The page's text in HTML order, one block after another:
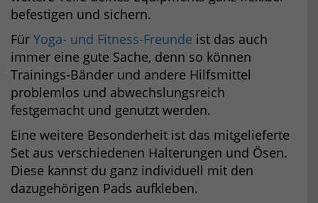
befestigen und sichern.
Für Yoga- und Fitness-Freunde ist das auch
immer eine gute Sache, denn so können
Trainings-Bänder und andere Hilfsmittel
problemlos und abwechslungsreich
festgemacht und genutzt werden.
Eine weitere Besonderheit ist das mitgelieferte
Set aus verschiedenen Halterungen und Ösen.
Diese kannst du ganz individuell mit den
dazugehörigen Pads aufkleben.